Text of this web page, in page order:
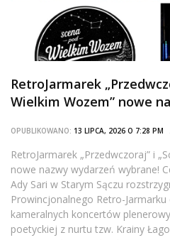
RetroJarmarek
Wielkim Wozem” nowe
OPUBLIKOWANO: 13 LIPCA, 2026 O 7:28
RetroJarmarek „Przedwczoraj” i
nowe nazwy wydarzeń wybrane!
Ady Sari w Starym Sączu
Prowincjonalnego Retro-
kameralnych koncertów
poetyckiej z nurtu tzw. Krainy